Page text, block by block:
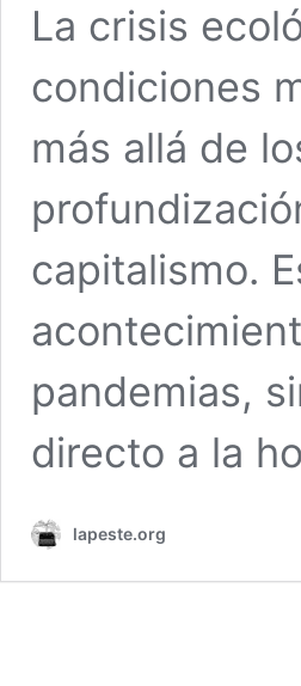
La crisis
condiciones
más allá de
capitalismo.
pandemias,
directo a la
lapeste.org